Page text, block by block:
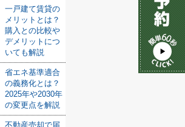
一戸建て賃貸の
メリットとは？
購入との比較や
デメリットにつ
いても解説
省エネ基準適合
の義務化とは？
2025年や2030年
の変更点を解説
不動産売却で届